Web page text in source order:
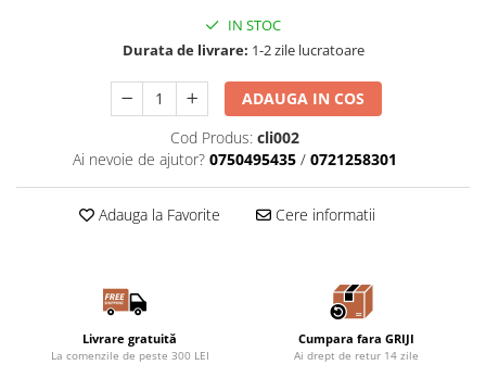
IN STOC
Durata de livrare: 1-2 zile lucratoare
ADAUGA IN COS
Cod Produs: cli002
Ai nevoie de ajutor? 0750495435 / 0721258301
Adauga la Favorite Cere informatii
Livrare gratuită
La comenzile de peste 300 LEI
Cumpara fara GRIJI
Ai drept de retur 14 zile